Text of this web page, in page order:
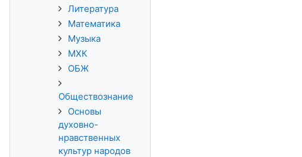
Литература
Математика
Музыка
МХК
ОБЖ
Обществознание
Основы
духовно-
нравственных
культур народов